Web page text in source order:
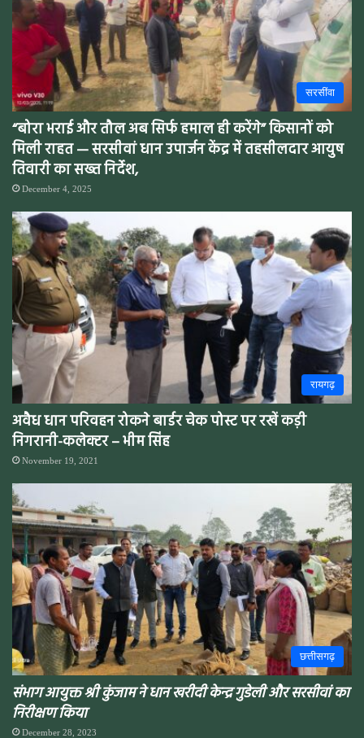
सरसींवा
“बोरा भराई और तौल अब सिर्फ हमाल ही करेंगे” किसानों को
मिली राहत — सरसीवां धान उपार्जन केंद्र में तहसीलदार आयुष
तिवारी का सख्त निर्देश,
December 4, 2025
रायगढ़
अवैध धान परिवहन रोकने बार्डर चेक पोस्ट पर रखें कड़ी
निगरानी-कलेक्टर – भीम सिंह
November 19, 2021
छत्तीसगढ़
संभाग आयुक्त श्री कुंजाम ने धान खरीदी केन्द्र गुडेली और सरसीवां का
निरीक्षण किया
December 28, 2023